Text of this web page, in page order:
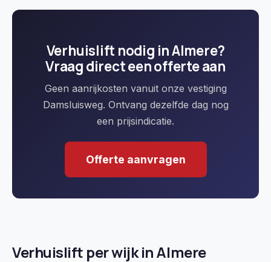
Verhuislift nodig in Almere?
Vraag direct een offerte aan
Geen aanrijkosten vanuit onze vestiging
Damsluisweg. Ontvang dezelfde dag nog
een prijsindicatie.
Offerte aanvragen
Verhuislift per wijk in Almere